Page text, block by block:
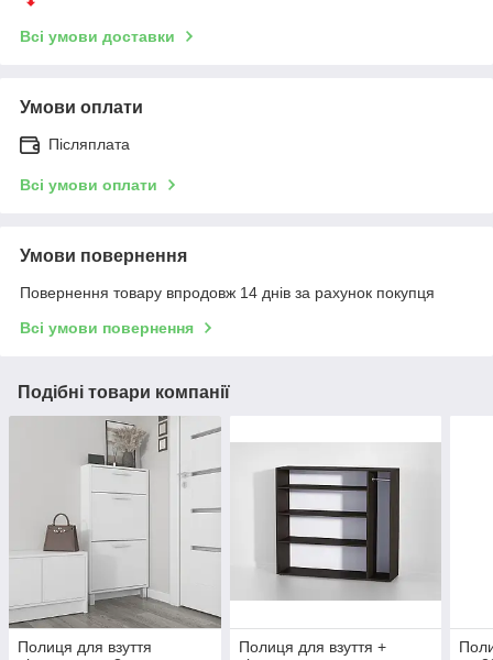
Всі умови доставки
Умови оплати
Післяплата
Всі умови оплати
Умови повернення
Повернення товару впродовж 14 днів за рахунок покупця
Всі умови повернення
Подібні товари компанії
Полиця для взуття
Полиця для взуття +